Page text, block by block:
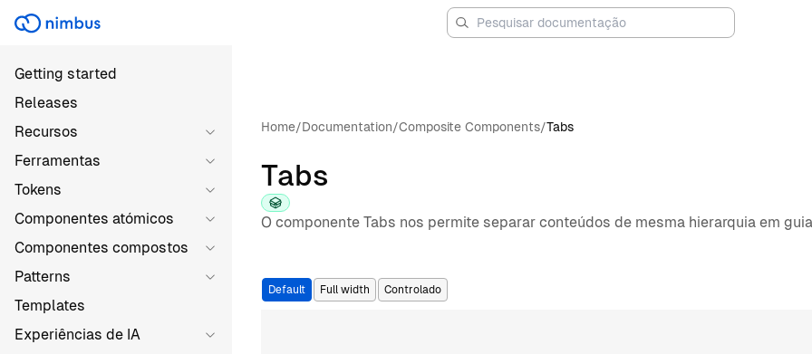
Getting started
Releases
Recursos
Ferramentas
Tokens
Componentes atómicos
Componentes compostos
Patterns
Templates
Experiências de IA
Home/Documentation/Composite Components/Tabs
Tabs
O componente Tabs nos permite separar conteúdos de mesma hierarquia em
Default Full width Controlado